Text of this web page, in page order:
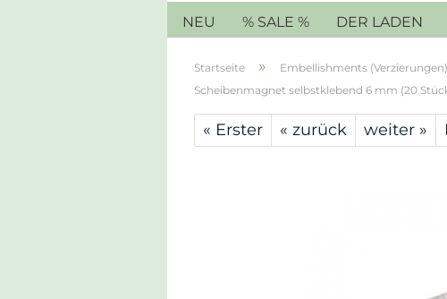
NEU % SALE % DER LADEN
Startseite » Embellishments (Verzierungen)
Scheibenmagnet selbstklebend 6 mm (20
« Erster « zurück weiter »